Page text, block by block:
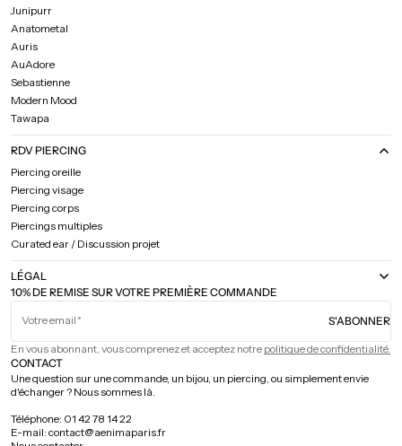
10% DE REMISE SUR VOTRE PREMIÈRE COMMANDE
Votre email S'ABONNER
En vous abonnant, vous comprenez et acceptez notre politique de confidentialité.
Junipurr
Anatometal
Auris
AuAdore
Sebastienne
Modern Mood
Tawapa
RDV PIERCING
Piercing oreille
Piercing visage
Piercing corps
Piercings multiples
Curated ear / Discussion projet
LÉGAL
CONTACT
Une question sur une commande, un bijou, un piercing, ou simplement envie
d'échanger ? Nous sommes là.
Téléphone: 01 42 78 14 22
E-mail: contact@aenimaparis.fr